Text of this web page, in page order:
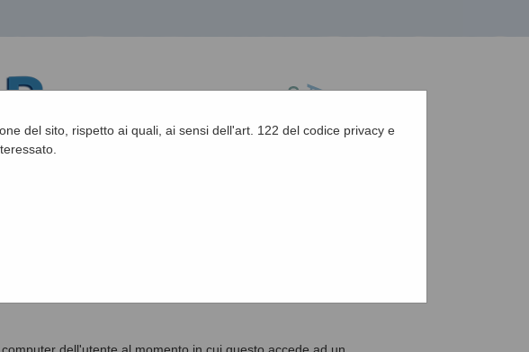
del sito, rispetto ai quali, ai sensi dell'art. 122 del codice privacy e